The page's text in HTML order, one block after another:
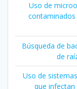
Uso de
Búsqueda de
de
Uso de
que